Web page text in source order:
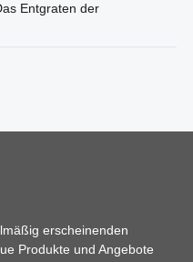
Entgraten der
erscheinenden
Produkte und Angebote